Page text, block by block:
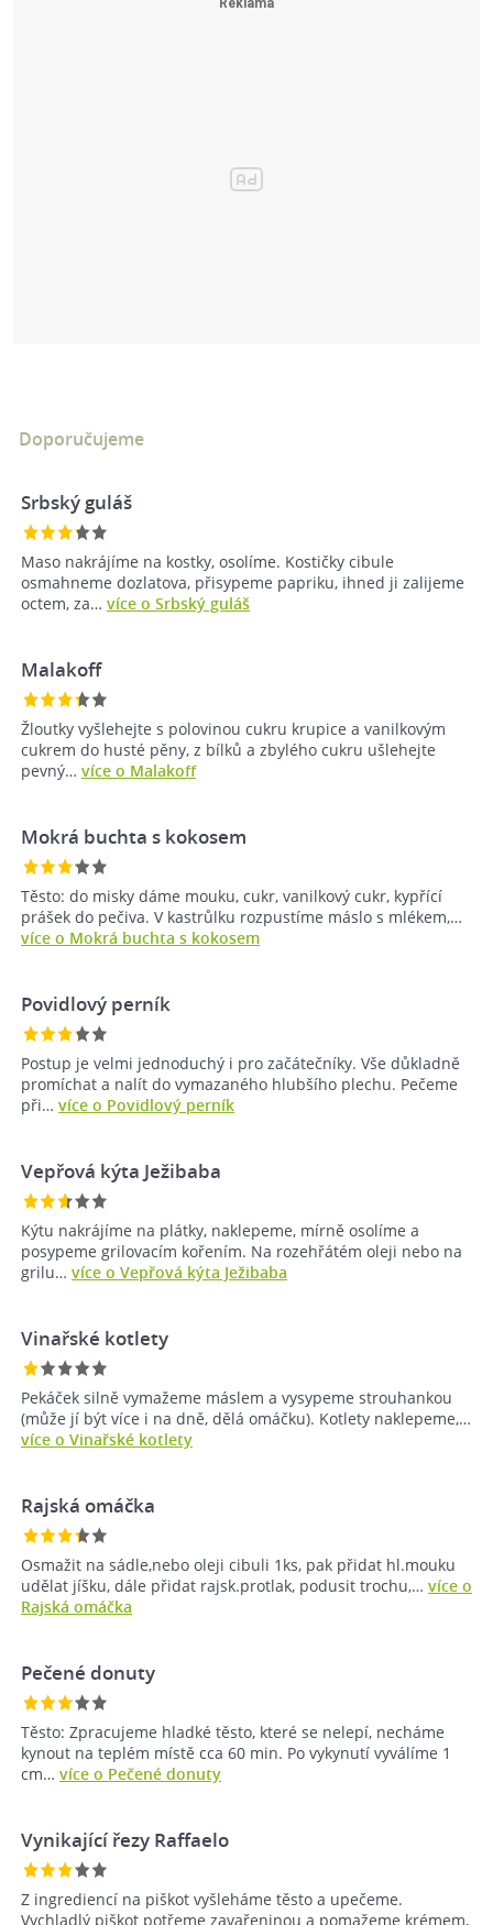
Doporučujeme
Srbský guláš
Maso nakrájíme na kostky, osolíme. Kostičky cibule
osmahneme dozlatova, přisypeme papriku, ihned ji zalijeme
octem, za… více o Srbský guláš
Malakoff
Žloutky vyšlehejte s polovinou cukru krupice a vanilkovým
cukrem do husté pěny, z bílků a zbylého cukru ušlehejte
pevný… více o Malakoff
Mokrá buchta s kokosem
Těsto: do misky dáme mouku, cukr, vanilkový cukr, kypřící
prášek do pečiva. V kastrůlku rozpustíme máslo s mlékem,…
více o Mokrá buchta s kokosem
Povidlový perník
Postup je velmi jednoduchý i pro začátečníky. Vše důkladně
promíchat a nalít do vymazaného hlubšího plechu. Pečeme
při… více o Povidlový perník
Vepřová kýta Ježibaba
Kýtu nakrájíme na plátky, naklepeme, mírně osolíme a
posypeme grilovacím kořením. Na rozehřátém oleji nebo na
grilu… více o Vepřová kýta Ježibaba
Vinařské kotlety
Pekáček silně vymažeme máslem a vysypeme strouhankou
(může jí být více i na dně, dělá omáčku). Kotlety naklepeme,…
více o Vinařské kotlety
Rajská omáčka
Osmažit na sádle,nebo oleji cibuli 1ks, pak přidat hl.mouku
udělat jíšku, dále přidat rajsk.protlak, podusit trochu,… více o
Rajská omáčka
Pečené donuty
Těsto: Zpracujeme hladké těsto, které se nelepí, necháme
kynout na teplém místě cca 60 min. Po vykynutí vyválíme 1
cm… více o Pečené donuty
Vynikající řezy Raffaelo
Z ingrediencí na piškot vyšleháme těsto a upečeme.
Vychladlý piškot potřeme zavařeninou a pomažeme krémem,